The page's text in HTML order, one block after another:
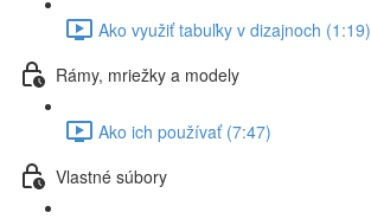
Ako využiť tabuľky v dizajnoch (1:19)
Rámy, mriežky a modely
Ako ich používať (7:47)
Vlastné súbory